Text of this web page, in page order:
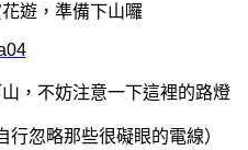
遊，準備下山囉
，不妨注意一下這裡的路燈
忽略那些很礙眼的電線）